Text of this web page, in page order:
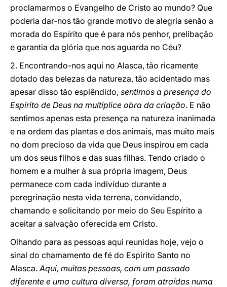
proclamarmos o Evangelho de Cristo ao mundo? Que
poderia dar-nos tão grande motivo de alegria senão a
morada do Espírito que é para nós penhor, prelibação
e garantia da glória que nos aguarda no Céu?
2. Encontrando-nos aqui no Alasca, tão ricamente
dotado das belezas da natureza, tão acidentado mas
apesar disso tão esplêndido, sentimos a presença do
Espírito de Deus na multíplice obra da criação. E não
sentimos apenas esta presença na natureza inanimada
e na ordem das plantas e dos animais, mas muito mais
no dom precioso da vida que Deus inspirou em cada
um dos seus filhos e das suas filhas. Tendo criado o
homem e a mulher à sua própria imagem, Deus
permanece com cada indivíduo durante a
peregrinação nesta vida terrena, convidando,
chamando e solicitando por meio do Seu Espírito a
aceitar a salvação oferecida em Cristo.
Olhando para as pessoas aqui reunidas hoje, vejo o
sinal do chamamento de fé do Espírito Santo no
Alasca.Aqui, muitas pessoas, com um passado
diferente e uma cultura diversa, foram atraídas numa